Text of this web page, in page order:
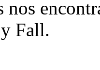
nos
Fall.